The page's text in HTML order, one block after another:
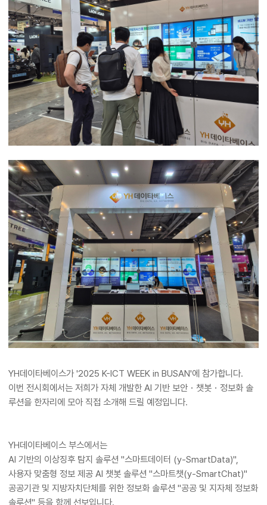
YH데이타베이스가 '2025 K-ICT WEEK in BUSAN'​에 참가합니다.
이번 전시회에서는 저희가 자체 개발한 AI 기반 보안・챗봇・정보화 솔
루션을 한자리에 모아 직접 소개해 드릴 예정입니다.
YH데이타베이스 부스에서는
AI 기반의 이상징후 탐지 솔루션 "스마트데이터 (y-SmartData)",
사용자 맞춤형 정보 제공 AI 챗봇 솔루션 "스마트챗(y-SmartChat)"
공공기관 및 지방자치단체를 위한 정보화 솔루션 "공공 및 지자체 정보화
솔루션" 등을 함께 선보입니다.